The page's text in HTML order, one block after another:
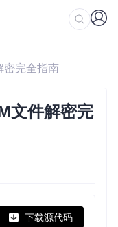
密完全指南
文件解密完
下载源代码